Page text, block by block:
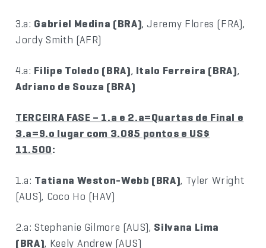
3.a: Gabriel Medina (BRA), Jeremy Flores (FRA),
Jordy Smith (AFR)
4.a: Filipe Toledo (BRA), Italo Ferreira (BRA),
Adriano de Souza (BRA)
TERCEIRA FASE – 1.a e 2.a=Quartas de Final e
3.a=9.o lugar com 3.085 pontos e US$
11.500:
1.a: Tatiana Weston-Webb (BRA), Tyler Wright
(AUS), Coco Ho (HAV)
2.a: Stephanie Gilmore (AUS), Silvana Lima
(BRA), Keely Andrew (AUS)